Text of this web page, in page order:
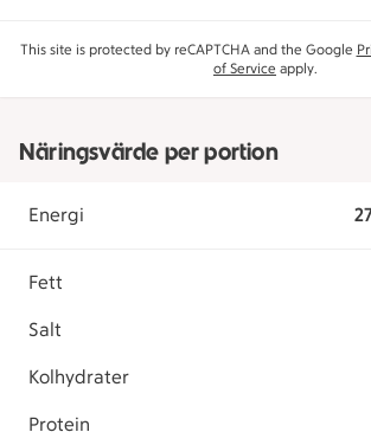
This site is protected by reCAPTCHA and the Google
of Service apply.
Näringsvärde per portion
Energi
Fett
Salt
Kolhydrater
Protein